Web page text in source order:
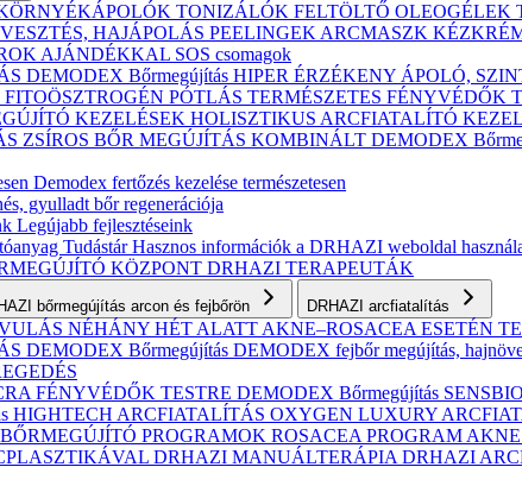
TONIZÁLÓK FELTÖLTŐ OLEOGÉLEK
HAJÁPOLÁS PEELINGEK ARCMASZK
AJÁNDÉKKAL SOS csomagok
DEMODEX Bőrmegújítás HIPER ÉRZÉKENY ÁPOLÓ,
FITOÖSZTROGÉN PÓTLÁS TERMÉSZETES FÉNYVÉDŐK
KEZELÉSEK HOLISZTIKUS ARCFIATALÍTÓ
ZSÍROS BŐR MEGÚJÍTÁS KOMBINÁLT DEMODEX
Demodex fertőzés kezelése természetesen
gyulladt bőr regenerációja
Legújabb fejlesztéseink
TudástárHasznos információk a DRHAZI weboldal
KÖZPONT DRHAZI TERAPEUTÁK
bőrmegújítás arcon és fejbőrön DRHAZI arcfiatalítás
NÉHÁNY HÉT ALATT AKNE–ROSACEA ESETÉN
DEMODEX Bőrmegújítás DEMODEX fejbőr megújítás,
FÉNYVÉDŐK TESTRE DEMODEX Bőrmegújítás
HIGHTECH ARCFIATALÍTÁS OXYGEN LUXURY
PROGRAMOK ROSACEA PROGRAM
DRHAZI MANUÁLTERÁPIA DRHAZI